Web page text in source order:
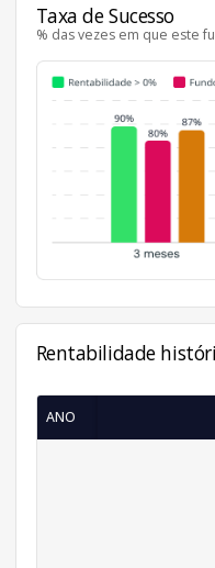
Taxa de Sucesso
% das vezes em que este
Rentabilidade
ANO